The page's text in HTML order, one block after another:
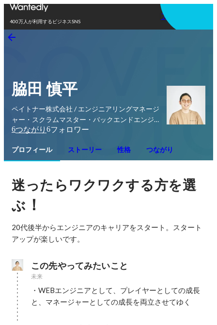
400万人が利用するビジネスSNS
アプリを使う
脇田 慎平
ペイトナー株式会社 / エンジニアリングマネージ
ャー・スクラムマスター・バックエンドエンジニ
ア
6つながり 6フォロワー
プロフィール ストーリー 性格 つながり
迷ったらワクワクする方を選
ぶ ！
20代後半からエンジニアのキャリアをスタート。スタート
アップが楽しいです。
この先やってみたいこと
未来
・WEBエンジニアとして、プレイヤーとしての成長
と、マネージャーとしての成長を両立させてゆく